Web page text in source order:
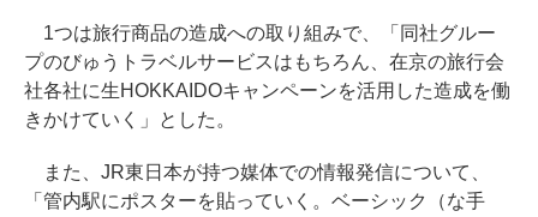
1つは旅行商品の造成への取り組みで、「同社グルー
プのびゅうトラベルサービスはもちろん、在京の旅行会
社各社に生HOKKAIDOキャンペーンを活用した造成を働
きかけていく」とした。
また、JR東日本が持つ媒体での情報発信について、
「管内駅にポスターを貼っていく。ベーシック（な手